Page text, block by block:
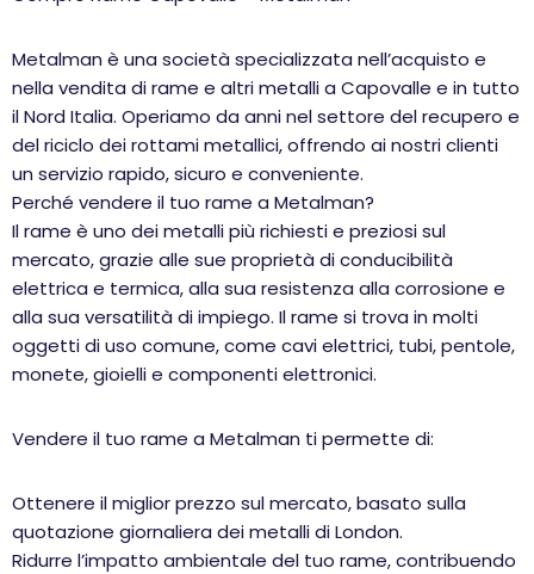
Metalman è una società specializzata nell’acquisto e
nella vendita di rame e altri metalli a Capovalle e in tutto
il Nord Italia. Operiamo da anni nel settore del recupero e
del riciclo dei rottami metallici, offrendo ai nostri clienti
un servizio rapido, sicuro e conveniente.
Perché vendere il tuo rame a Metalman?
Il rame è uno dei metalli più richiesti e preziosi sul
mercato, grazie alle sue proprietà di conducibilità
elettrica e termica, alla sua resistenza alla corrosione e
alla sua versatilità di impiego. Il rame si trova in molti
oggetti di uso comune, come cavi elettrici, tubi, pentole,
monete, gioielli e componenti elettronici.
Vendere il tuo rame a Metalman ti permette di:
Ottenere il miglior prezzo sul mercato, basato sulla
quotazione giornaliera dei metalli di London.
Ridurre l’impatto ambientale del tuo rame, contribuendo